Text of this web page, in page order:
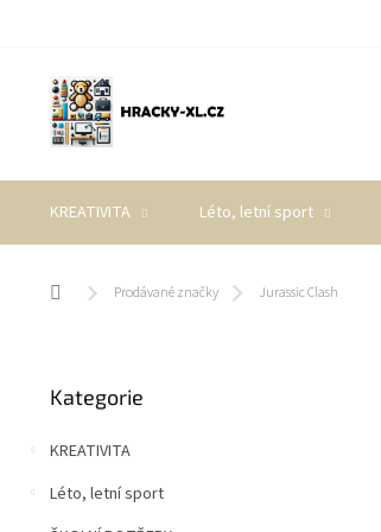
KREATIVITA Léto, letní sport
Domů Prodávané značky Jurassic Clash
s
r
a
kategorie
Kategorie
KREATIVITA
Léto, letní sport